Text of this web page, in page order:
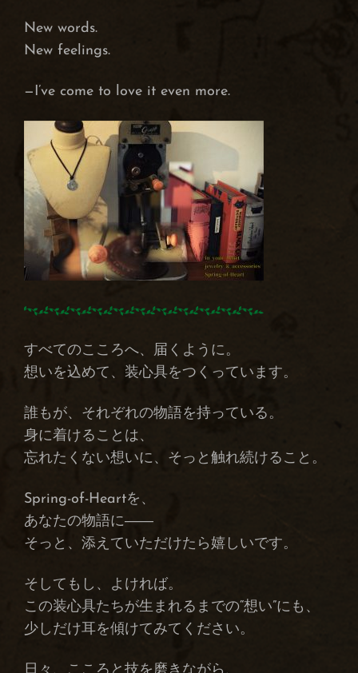
New words.
New feelings.
—I’ve come to love it even more.
すべてのこころへ、届くように。
想いを込めて、装心具をつくっています。
誰もが、それぞれの物語を持っている。
身に着けることは、
忘れたくない想いに、そっと触れ続けること。
Spring-of-Heartを、
あなたの物語に――
そっと、添えていただけたら嬉しいです。
そしてもし、よければ。
この装心具たちが生まれるまでの“想い”にも、
少しだけ耳を傾けてみてください。